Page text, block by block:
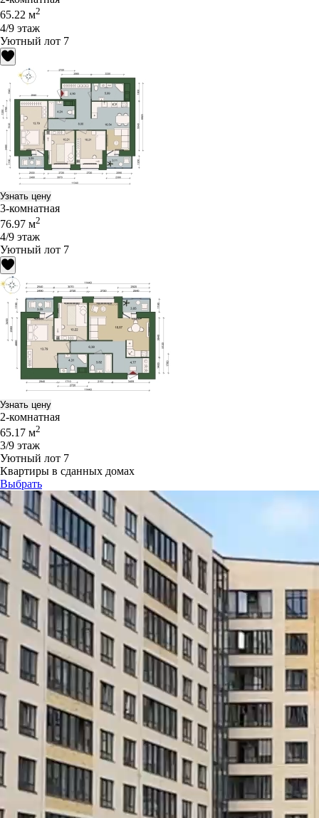
65.22 м2
4/9 этаж
Уютный лот 7
Узнать цену
3-комнатная
76.97 м2
4/9 этаж
Уютный лот 7
Узнать цену
2-комнатная
65.17 м2
3/9 этаж
Уютный лот 7
Квартиры в сданных домах
Выбрать